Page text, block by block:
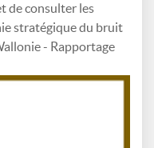
de consulter les
stratégique du bruit
- Rapportage